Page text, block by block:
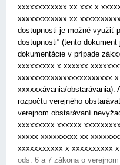
xxxxxxxxxxxx xx xxx x
xxxxxxxxxxxx xx
dostupnosti je možné využiť
dostupnosti“ (tento
dokumentácie v prípade
xxxxxxxxx x xxxxxx
xxxxxxxxxxxxxxxxxxxxxxx
xxxxxxávania/obstarávania).
rozpočtu verejného
verejnom obstarávaní
xxxxxxxxx xxxxxx
xxxxx xxxxxxxxx xx
xxxxxxxxxxx x xxxxxxxxxx
ods. 6 a 7 zákona o